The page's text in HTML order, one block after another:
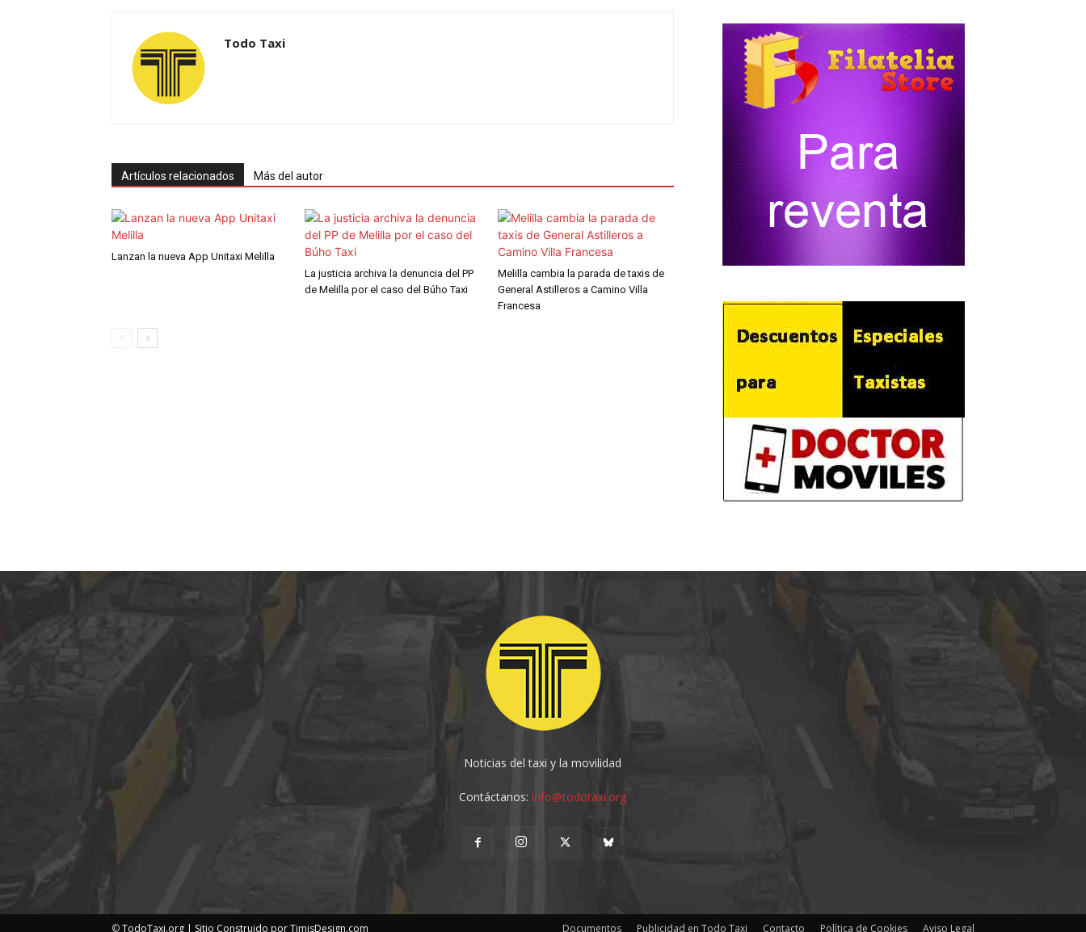
Todo Taxi
Artículos relacionados Más del autor
Lanzan la nueva App Unitaxi Melilla
La justicia archiva la denuncia del PP
de Melilla por el caso del Búho Taxi
Melilla cambia la parada de taxis de
General Astilleros a Camino Villa
Francesa
Noticias del taxi y la movilidad
Contáctanos:info@todotaxi.org
Documentos Publicidad en Todo Taxi Contacto Política de Cookies Aviso Legal
©TodoTaxi.org | Sitio Construido porTimisDesign.com